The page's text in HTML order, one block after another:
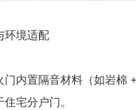
环境适配
门内置隔音材料（如岩棉
宅分户门。